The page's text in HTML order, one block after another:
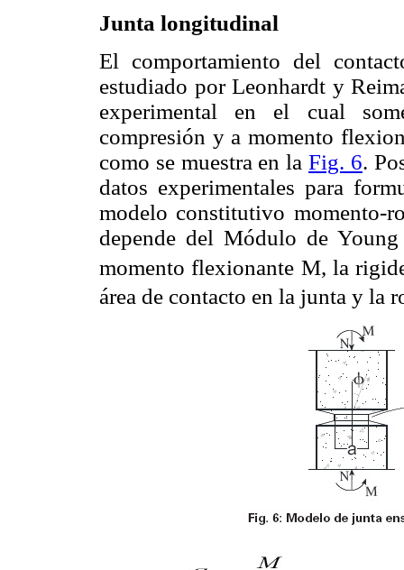
Junta longitudinal
El comportamiento del
estudiado por Leonhardt y
experimental en el cual
compresión y a momento
como se muestra en laFig. 6.
datos experimentales para
modelo constitutivo momento-
depende del Módulo de
momento flexionante M, la
área de contacto en la junta y la